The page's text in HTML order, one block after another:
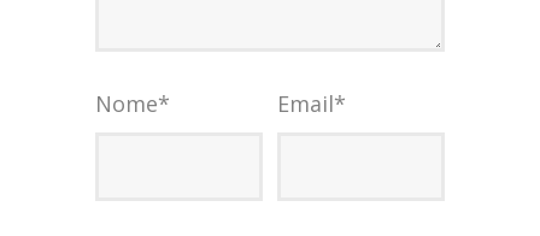
Nome* Email*